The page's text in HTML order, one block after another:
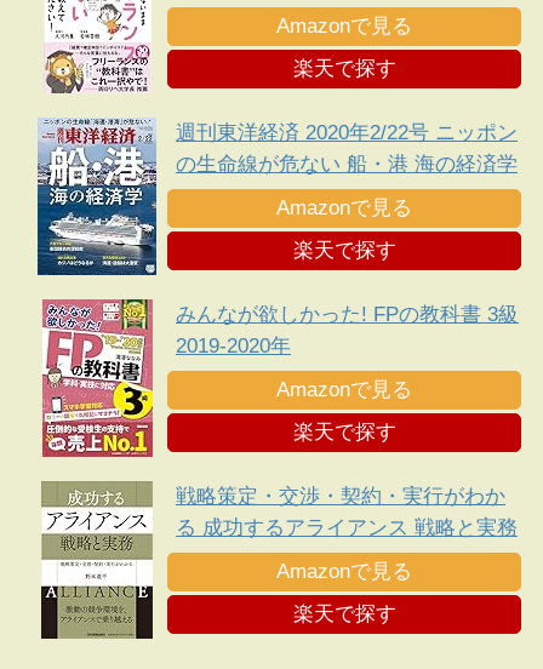
で損しない方法を教えてください!
Amazonで見る
楽天で探す
週刊東洋経済 2020年2/22号 ニッポン
の生命線が危ない 船・港 海の経済学
Amazonで見る
楽天で探す
みんなが欲しかった! FPの教科書 3級
2019-2020年
Amazonで見る
楽天で探す
戦略策定・交渉・契約・実行がわか
る 成功するアライアンス 戦略と実務
Amazonで見る
楽天で探す